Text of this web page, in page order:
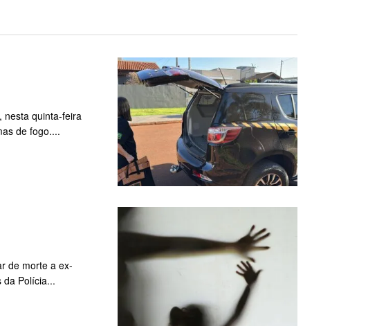
nesta quinta-feira
de fogo....
de morte a ex-
da Polícia...